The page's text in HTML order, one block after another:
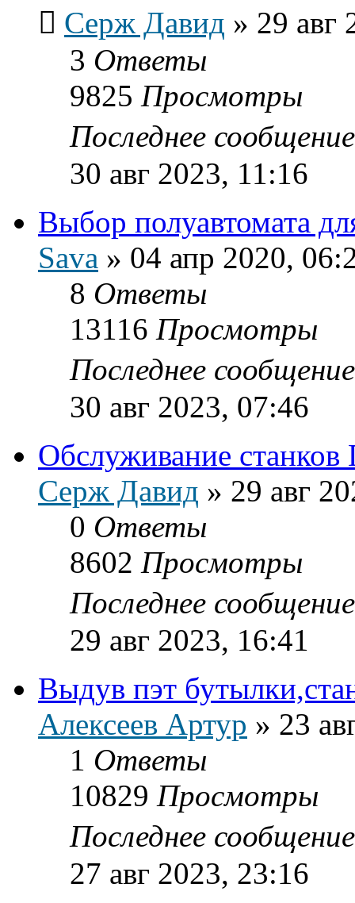
Серж Давид » 29 авг
3 Ответы
9825 Просмотры
Последнее
30 авг 2023, 11:16
Выбор полуавтомата
Sava » 04 апр 2020,
8 Ответы
13116 Просмотры
Последнее
30 авг 2023, 07:46
Обслуживание
Серж Давид » 29 авг
0 Ответы
8602 Просмотры
Последнее
29 авг 2023, 16:41
Выдув пэт
Алексеев Артур » 23
1 Ответы
10829 Просмотры
Последнее
27 авг 2023, 23:16